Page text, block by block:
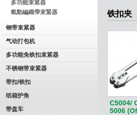
多功能束紧器
氣動編織帶束緊器
钢带束紧器
气动打包机
多功能免铁扣束紧器
不锈钢带束紧器
带扣/铁扣
纸箱护角
带盘车
铁扣夹
C5004/
5006